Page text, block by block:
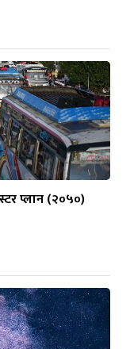
प्लान (२०५०)